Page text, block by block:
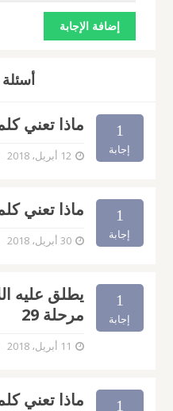
1
إجابة
ماذا تعني
12 أبريل، 2018
1
إجابة
ماذا تعني
30 أبريل، 2018
1
إجابة
مرحلة 29
11 أبريل، 2018
1 ماذا تعني